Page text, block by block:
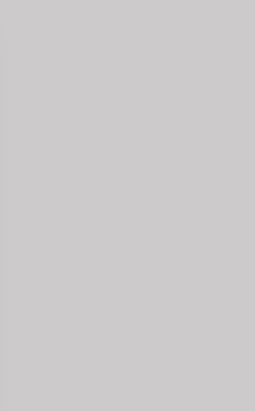
il tempo e